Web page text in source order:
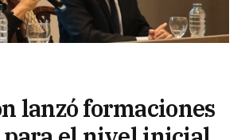
lanzó formaciones